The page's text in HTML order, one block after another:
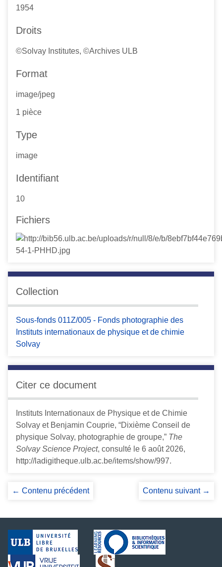
1954
Droits
©Solvay Institutes, ©Archives ULB
Format
image/jpeg
1 pièce
Type
image
Identifiant
10
Fichiers
Collection
Sous-fonds 011Z/005 - Fonds photographie des
Instituts internationaux de physique et de chimie
Solvay
Citer ce document
Instituts Internationaux de Physique et de Chimie
Solvay et Benjamin Couprie, “Dixième Conseil de
physique Solvay, photographie de groupe,” The
Solvay Science Project, consulté le 6 août 2026,
http://ladigitheque.ulb.ac.be/items/show/997.
← Contenu précédent Contenu suivant →